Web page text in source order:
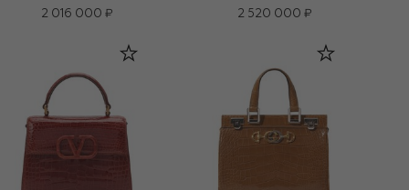
2 016 000 ₽
2 520 000 ₽